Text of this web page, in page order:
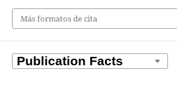
Más formatos de cita